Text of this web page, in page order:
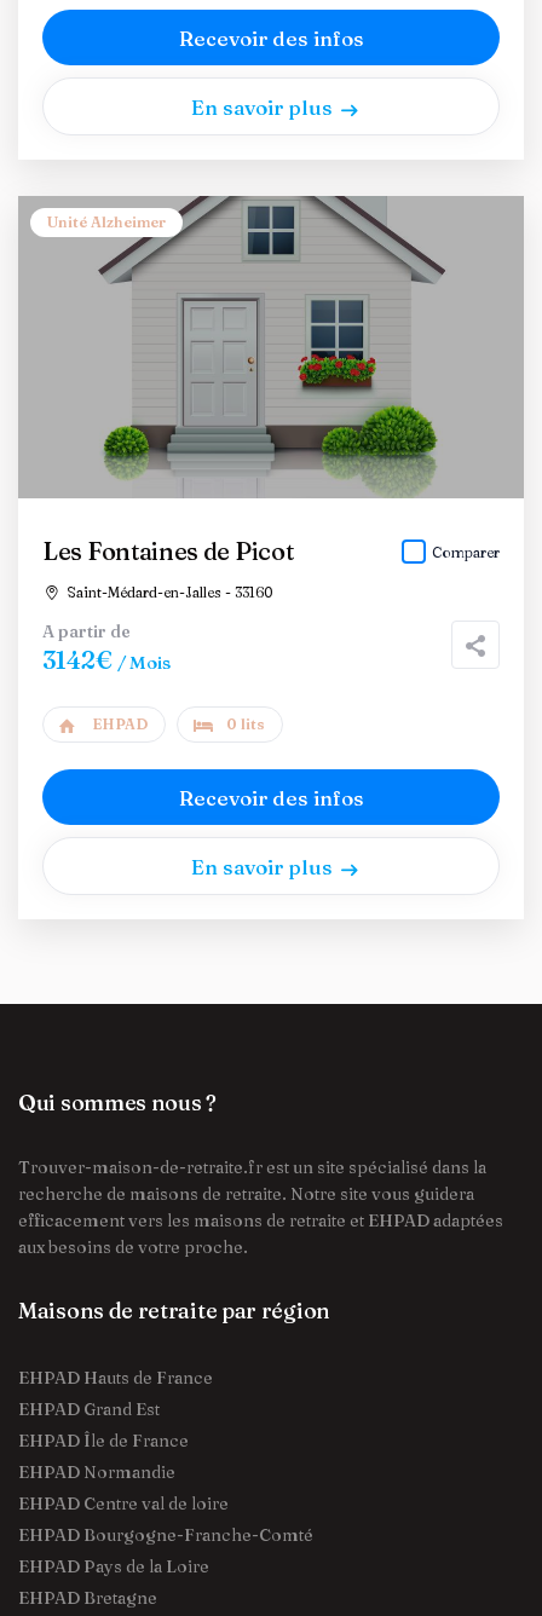
Recevoir des infos
En savoir plus
Unité Alzheimer
Les Fontaines de Picot
Saint-Médard-en-Jalles - 33160
Comparer
A partir de
3142€ / Mois
EHPAD 0 lits
Recevoir des infos
En savoir plus
Qui sommes nous ?
Trouver-maison-de-retraite.fr est un site spécialisé dans la
recherche de maisons de retraite. Notre site vous guidera
efficacement vers les maisons de retraite et EHPAD adaptées
aux besoins de votre proche.
Maisons de retraite par région
EHPAD Hauts de France
EHPAD Grand Est
EHPAD Île de France
EHPAD Normandie
EHPAD Centre val de loire
EHPAD Bourgogne-Franche-Comté
EHPAD Pays de la Loire
EHPAD Bretagne